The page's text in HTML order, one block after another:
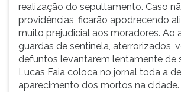
realização do sepultamento. Caso
providências, ficarão apodrecendo
muito prejudicial aos moradores. Ao
guardas de sentinela, aterrorizados,
defuntos levantarem lentamente de
Lucas Faia coloca no jornal toda a
aparecimento dos mortos na cidade.